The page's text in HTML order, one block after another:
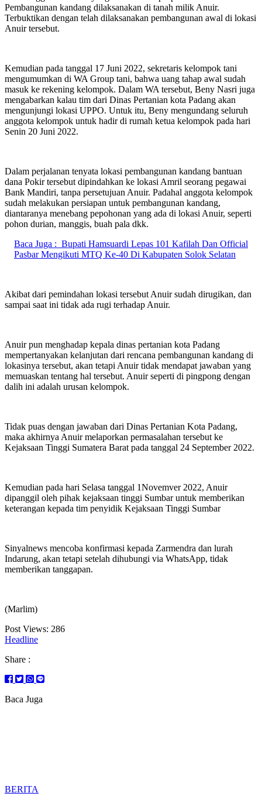
Pembangunan kandang dilaksanakan di tanah milik Anuir.
Terbuktikan dengan telah dilaksanakan pembangunan awal di lokasi
Anuir tersebut.
Kemudian pada tanggal 17 Juni 2022, sekretaris kelompok tani
mengumumkan di WA Group tani, bahwa uang tahap awal sudah
masuk ke rekening kelompok. Dalam WA tersebut, Beny Nasri juga
mengabarkan kalau tim dari Dinas Pertanian kota Padang akan
mengunjungi lokasi UPPO. Untuk itu, Beny mengundang seluruh
anggota kelompok untuk hadir di rumah ketua kelompok pada hari
Senin 20 Juni 2022.
Dalam perjalanan tenyata lokasi pembangunan kandang bantuan
dana Pokir tersebut dipindahkan ke lokasi Amril seorang pegawai
Bank Mandiri, tanpa persetujuan Anuir. Padahal anggota kelompok
sudah melakukan persiapan untuk pembangunan kandang,
diantaranya menebang pepohonan yang ada di lokasi Anuir, seperti
pohon durian, manggis, buah pala dkk.
Baca Juga : Bupati Hamsuardi Lepas 101 Kafilah Dan Official
Pasbar Mengikuti MTQ Ke-40 Di Kabupaten Solok Selatan
Akibat dari pemindahan lokasi tersebut Anuir sudah dirugikan, dan
sampai saat ini tidak ada rugi terhadap Anuir.
Anuir pun menghadap kepala dinas pertanian kota Padang
mempertanyakan kelanjutan dari rencana pembangunan kandang di
lokasinya tersebut, akan tetapi Anuir tidak mendapat jawaban yang
memuaskan tentang hal tersebut. Anuir seperti di pingpong dengan
dalih ini adalah urusan kelompok.
Tidak puas dengan jawaban dari Dinas Pertanian Kota Padang,
maka akhirnya Anuir melaporkan permasalahan tersebut ke
Kejaksaan Tinggi Sumatera Barat pada tanggal 24 September 2022.
Kemudian pada hari Selasa tanggal 1Novemver 2022, Anuir
dipanggil oleh pihak kejaksaan tinggi Sumbar untuk memberikan
keterangan kepada tim penyidik Kejaksaan Tinggi Sumbar
Sinyalnews mencoba konfirmasi kepada Zarmendra dan lurah
Indarung, akan tetapi setelah dihubungi via WhatsApp, tidak
memberikan tanggapan.
(Marlim)
Post Views: 286
Headline
Share :
Baca Juga
BERITA